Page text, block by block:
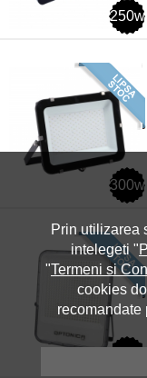
250w
300w
Prin utilizarea
intelegeti "
"Termeni si
cookies
recomandate